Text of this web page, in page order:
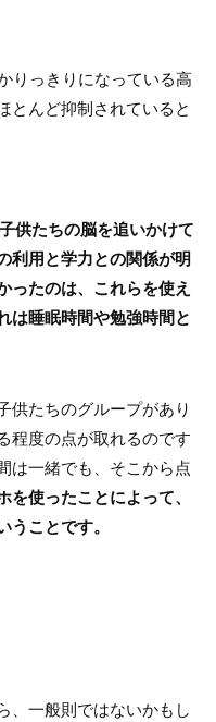
りっきりになっている高
とんど抑制されていると
供たちの脳を追いかけて
利用と学力との関係が明
ったのは、これらを使え
は睡眠時間や勉強時間と
供たちのグループがあり
程度の点が取れるのです
は一緒でも、そこから点
を使ったことによって、
ことです。
、一般則ではないかもし